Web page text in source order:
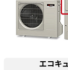
エコキ